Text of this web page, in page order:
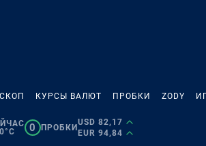
КУРСЫ ВАЛЮТ ПРОБКИ ZODY
0 ПРОБКИ
USD 82,17
EUR 94,84